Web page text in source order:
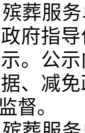
葬服
府指
。公
、减
督。